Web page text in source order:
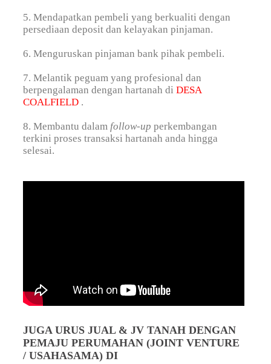
5. Mendapatkan pembeli yang berkualiti dengan
persediaan deposit dan kelayakan pinjaman.
6. Menguruskan pinjaman bank pihak pembeli.
7. Melantik peguam yang profesional dan
berpengalaman dengan hartanah diDESA
COALFIELD .
8. Membantu dalam follow-up perkembangan
terkini proses transaksi hartanah anda hingga
selesai.
JUGA URUS JUAL & JV TANAH DENGAN
PEMAJU PERUMAHAN (JOINT VENTURE
/ USAHASAMA) DI